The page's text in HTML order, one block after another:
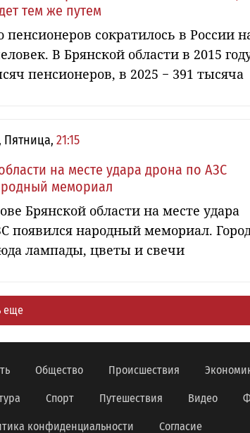
тем же путем
пенсионеров сократилось в России
В Брянской области в 2015
пенсионеров, в 2025 − 391 тысяча
Пятница, 21:15
на месте удара дрона по АЗС
мемориал
Брянской области на месте удара
появился народный мемориал.
лампады, цветы и свечи
еще
Общество Происшествия
Спорт Путешествия Видео
конфиденциальности Согласие